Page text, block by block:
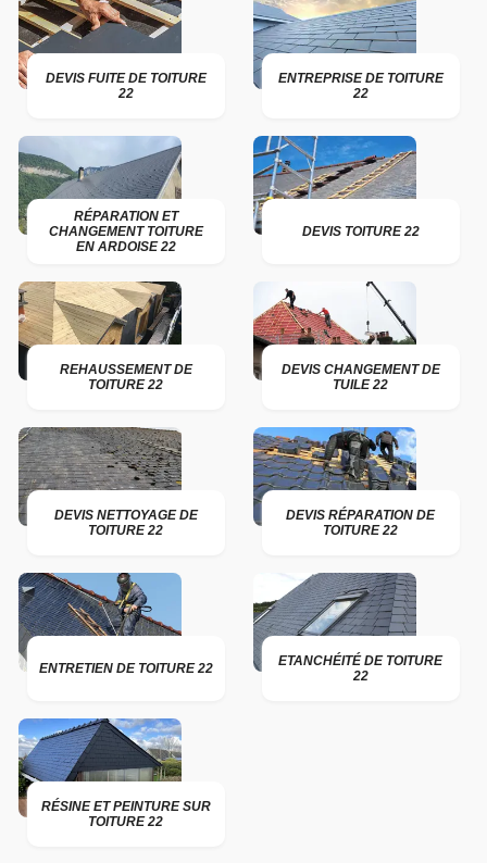
DEVIS FUITE DE TOITURE
22
ENTREPRISE DE TOITURE
22
RÉPARATION ET
CHANGEMENT TOITURE
EN ARDOISE 22
DEVIS TOITURE 22
REHAUSSEMENT DE
TOITURE 22
DEVIS CHANGEMENT DE
TUILE 22
DEVIS NETTOYAGE DE
TOITURE 22
DEVIS RÉPARATION DE
TOITURE 22
ENTRETIEN DE TOITURE 22
ETANCHÉITÉ DE TOITURE
22
RÉSINE ET PEINTURE SUR
TOITURE 22